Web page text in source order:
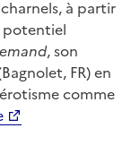
à partir
potentiel
, son
FR) en
comme